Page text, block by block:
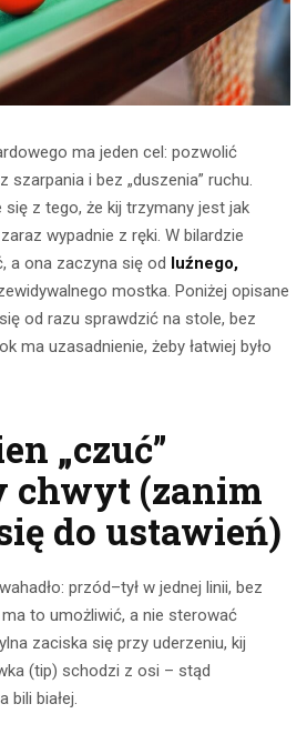
ma jeden cel: pozwolić
szarpania i bez „duszenia” ruchu.
się z tego, że kij trzymany jest jak
wypadnie z ręki. W bilardzie
a ona zaczyna się od
luźnego,
mostka. Poniżej opisane
od razu sprawdzić na stole, bez
ma uzasadnienie, żeby łatwiej było
„czuć”
chwyt (zanim
do ustawień)
przód–tył w jednej linii, bez
to umożliwić, a nie sterować
zaciska się przy uderzeniu, kij
(tip) schodzi z osi – stąd
bili białej.